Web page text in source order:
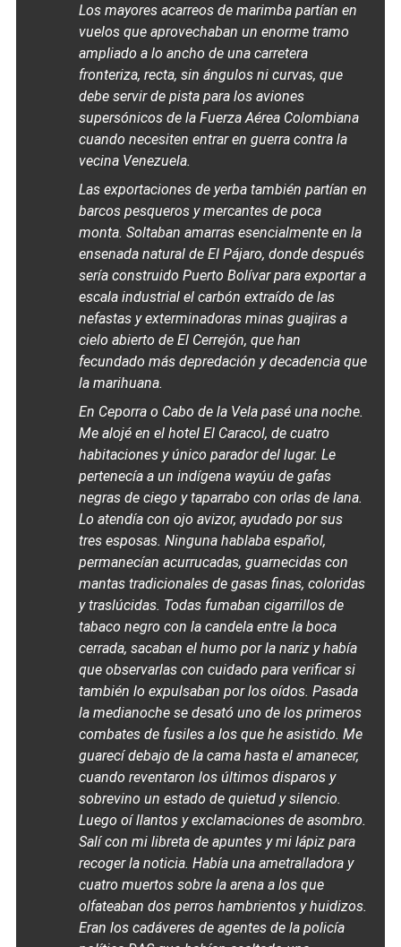
Los mayores acarreos de marimba partían en
vuelos que aprovechaban un enorme tramo
ampliado a lo ancho de una carretera
fronteriza, recta, sin ángulos ni curvas, que
debe servir de pista para los aviones
supersónicos de la Fuerza Aérea Colombiana
cuando necesiten entrar en guerra contra la
vecina Venezuela.
Las exportaciones de yerba también partían en
barcos pesqueros y mercantes de poca
monta. Soltaban amarras esencialmente en la
ensenada natural de El Pájaro, donde después
sería construido Puerto Bolívar para exportar a
escala industrial el carbón extraído de las
nefastas y exterminadoras minas guajiras a
cielo abierto de El Cerrejón, que han
fecundado más depredación y decadencia que
la marihuana.
En Ceporra o Cabo de la Vela pasé una noche.
Me alojé en el hotel El Caracol, de cuatro
habitaciones y único parador del lugar. Le
pertenecía a un indígena wayúu de gafas
negras de ciego y taparrabo con orlas de lana.
Lo atendía con ojo avizor, ayudado por sus
tres esposas. Ninguna hablaba español,
permanecían acurrucadas, guarnecidas con
mantas tradicionales de gasas finas, coloridas
y traslúcidas. Todas fumaban cigarrillos de
tabaco negro con la candela entre la boca
cerrada, sacaban el humo por la nariz y había
que observarlas con cuidado para verificar si
también lo expulsaban por los oídos. Pasada
la medianoche se desató uno de los primeros
combates de fusiles a los que he asistido. Me
guarecí debajo de la cama hasta el amanecer,
cuando reventaron los últimos disparos y
sobrevino un estado de quietud y silencio.
Luego oí llantos y exclamaciones de asombro.
Salí con mi libreta de apuntes y mi lápiz para
recoger la noticia. Había una ametralladora y
cuatro muertos sobre la arena a los que
olfateaban dos perros hambrientos y huidizos.
Eran los cadáveres de agentes de la policía